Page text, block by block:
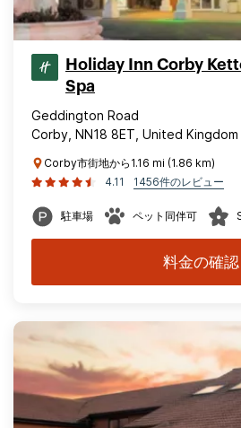
Holiday Inn Corby
Spa
Geddington Road
Corby, NN18 8ET, United Kingdom
Corby市街地から1.16 mi (1.86 km)
4.11
1456件のレビュー
駐車場 ペット同伴可
料金の確認